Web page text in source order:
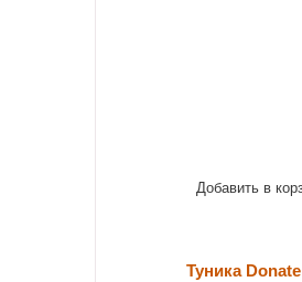
Добавить в
Туника